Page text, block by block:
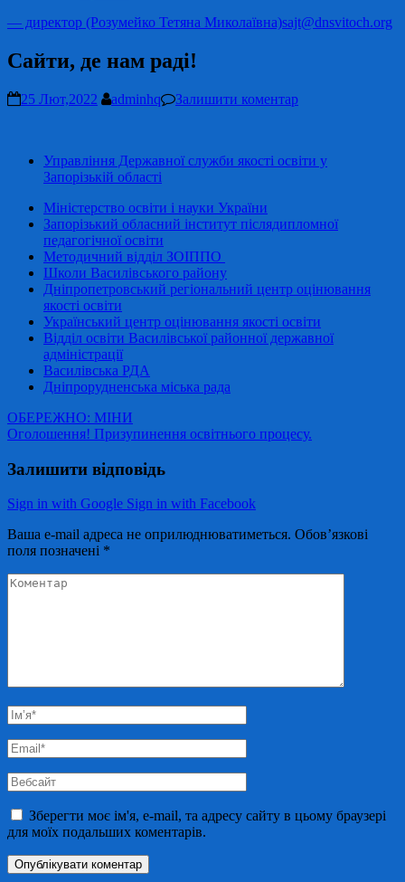
— директор (Розумейко Тетяна Миколаївна)sajt@dnsvitoch.org
Сайти, де нам раді!
25 Лют,2022 adminhq Залишити коментар
Управління Державної служби якості освіти у
Запорізькій області
Міністерство освіти і науки України
Запорізький обласний інститут післядипломної
педагогічної освіти
Методичний відділ ЗОІППО
Школи Василівського району
Дніпропетровський регіональний центр оцінювання
якості освіти
Український центр оцінювання якості освіти
Відділ освіти Василівської районної державної
адміністрації
Василівська РДА
Дніпрорудненська міська рада
Навігація
записів
ОБЕРЕЖНО: МІНИ
Оголошення! Призупинення освітнього процесу.
Залишити відповідь
Sign in with Google Sign in with Facebook
Ваша e-mail адреса не оприлюднюватиметься. Обов’язкові
поля позначені *
Коментар
Ім’я*
Email*
Вебсайт
Зберегти моє ім'я, e-mail, та адресу сайту в цьому браузері
для моїх подальших коментарів.